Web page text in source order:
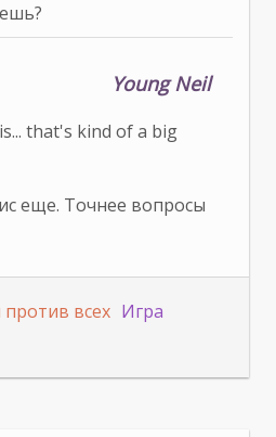
Young Neil
that's kind of a big
еще. Точнее вопросы
всех Игра